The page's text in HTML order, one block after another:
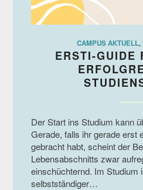
CAMPUS AKTUELL,
ERSTI-GUIDE
Der Start ins Studium kann
Gerade, falls ihr gerade erst
gebracht habt, scheint der
Lebensabschnitts zwar
einschüchternd. Im Studium
selbstständiger…